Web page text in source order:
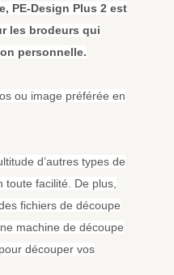
PE-Design Plus 2 est
les brodeurs qui
personnelle.
ou image préférée en
d’autres types de
facilité. De plus,
fichiers de découpe
machine de découpe
découper vos